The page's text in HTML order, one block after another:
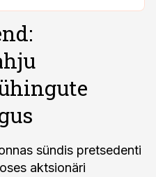
sündis pretsedenti
aktsionäri